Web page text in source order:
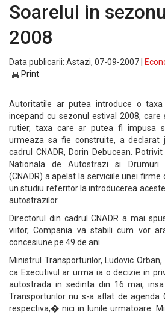
Soarelui in
2008
Data publicarii: Astazi, 07-09-2007 |
Print
Autoritatile ar putea introduce o taxa
incepand cu sezonul estival 2008,
rutier, taxa care ar putea fi impusa
urmeaza sa fie construite, a declarat
cadrul CNADR, Dorin Debucean.
Nationala de Autostrazi si Drumuri
(CNADR) a apelat la serviciile unei
un studiu referitor la introducerea
autostrazilor.
Directorul din cadrul CNADR a mai
viitor, Compania va stabili cum vor
concesiune pe 49 de ani.
Ministrul Transporturilor, Ludovic
ca Executivul ar urma ia o decizie in
autostrada in sedinta din 16 mai,
Transporturilor nu s-a aflat de agenda
respectiva,� nici in lunile urmatoare.